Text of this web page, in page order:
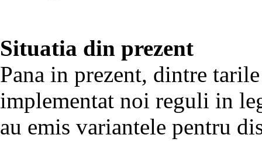
Situatia din prezent
Pana in prezent, dintre
implementat noi reguli in
au emis variantele pentru